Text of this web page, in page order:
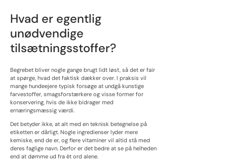
Hvad er egentlig
unødvendige
tilsætningsstoffer?
Begrebet bliver nogle gange brugt lidt løst, så det er fair
at spørge, hvad det faktisk dækker over. I praksis vil
mange hundeejere typisk forsøge at undgå kunstige
farvestoffer, smagsforstærkere og visse former for
konservering, hvis de ikke bidrager med
ernæringsmæssig værdi.
Det betyder ikke, at alt med en teknisk betegnelse på
etiketten er dårligt. Nogle ingredienser lyder mere
kemiske, end de er, og flere vitaminer vil altid stå med
deres faglige navn. Derfor er det bedre at se på helheden
end at dømme ud fra ét ord alene.